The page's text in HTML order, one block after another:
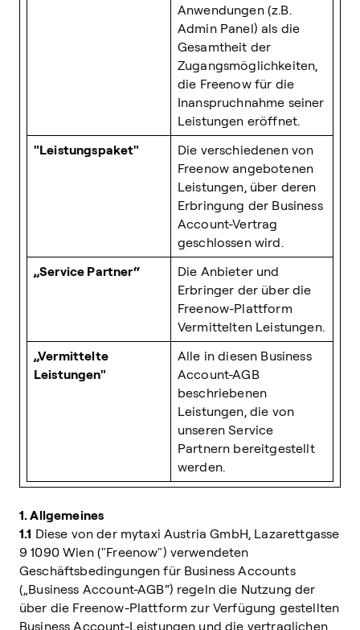
Anwendungen (z.B.
Admin Panel) als die
Gesamtheit der
Zugangsmöglichkeiten,
die Freenow für die
Inanspruchnahme seiner
Leistungen eröffnet.
"Leistungspaket"
Die verschiedenen von
Freenow angebotenen
Leistungen, über deren
Erbringung der Business
Account-Vertrag
geschlossen wird.
„Service Partner“
Die Anbieter und
Erbringer der über die
Freenow-Plattform
Vermittelten Leistungen.
„Vermittelte
Leistungen"
Alle in diesen Business
Account-AGB
beschriebenen
Leistungen, die von
unseren Service
Partnern bereitgestellt
werden.
1. Allgemeines
1.1 Diese von der mytaxi Austria GmbH, Lazarettgasse
9 1090 Wien ("Freenow") verwendeten
Geschäftsbedingungen für Business Accounts
(„Business Account-AGB“) regeln die Nutzung der
über die Freenow-Plattform zur Verfügung gestellten
Business Account-Leistungen und die vertraglichen